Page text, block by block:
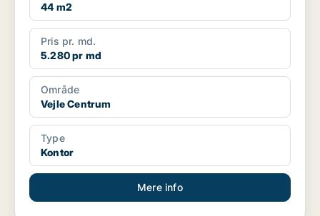
44 m2
Pris pr. md.
5.280 pr md
Område
Vejle Centrum
Type
Kontor
Mere info